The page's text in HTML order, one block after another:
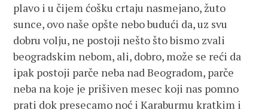
plavo i u čijem ćošku crtaju nasmejano, žuto
sunce, ovo naše opšte nebo budući da, uz svu
dobru volju, ne postoji nešto što bismo zvali
beogradskim nebom, ali, dobro, može se reći da
ipak postoji parče neba nad Beogradom, parče
neba na koje je prišiven mesec koji nas pomno
prati dok presecamo noć i Karaburmu kratkim i